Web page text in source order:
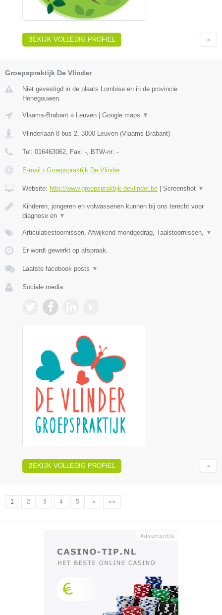
BEKIJK VOLLEDIG PROFIEL
Groepspraktijk De Vlinder
Niet gevestigd in de plaats Lombise en in de provincie
Henegouwen.
Vlaams-Brabant » Leuven Google maps ▼
Vlinderlaan 8 bus 2, 3000 Leuven (Vlaams-Brabant)
Tel: 016463062, Fax: -, BTW-nr: -
E-mail › Groepspraktijk De Vlinder
Website: http://www.groepspraktijk-devlinder.be Screenshot ▼
Kinderen, jongeren en volwassenen kunnen bij ons terecht voor
diagnose en ▼
Articulatiestoornissen, Afwijkend mondgedrag, Taalstoornissen, ▼
Er wordt gewerkt op afspraak.
Laatste facebook posts ▼
Sociale media:
BEKIJK VOLLEDIG PROFIEL
1 2 3 4 5 » »»